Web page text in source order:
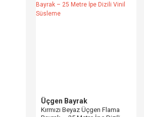
Üçgen Bayrak
Kırmızı Beyaz Üçgen Flama